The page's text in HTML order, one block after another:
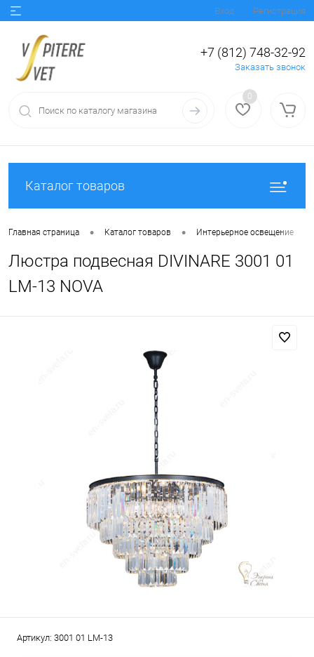
Вход Регистрация
+7 (812) 748-32-92
Заказать звонок
0
Каталог товаров
Главная страница • Каталог товаров • Интерьерное освещение
Люстра подвесная DIVINARE 3001 01
LM-13 NOVA
Артикул: 3001 01 LM-13